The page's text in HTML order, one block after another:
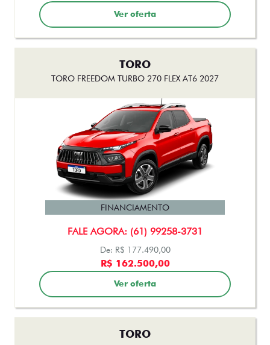
Ver oferta
TORO
TORO FREEDOM TURBO 270 FLEX AT6 2027
FALE AGORA: (61) 99258-3731
FINANCIAMENTO
De: R$ 177.490,00
R$ 162.500,00
Ver oferta
TORO